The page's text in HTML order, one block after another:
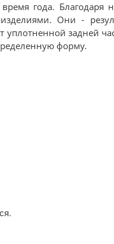
года. Благодаря
Они -
уплотненной задней
форму.